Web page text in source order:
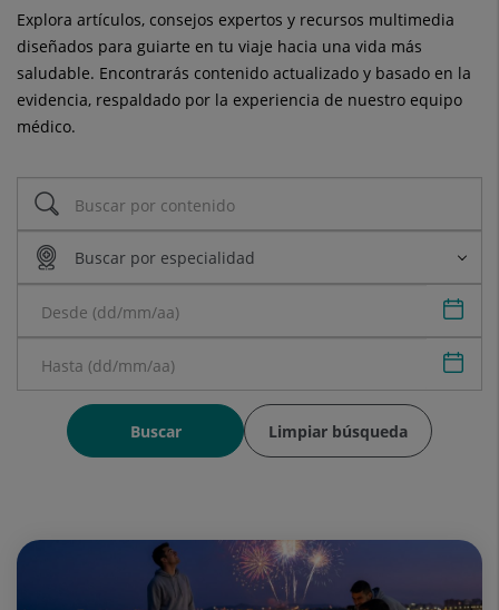
Explora artículos, consejos expertos y recursos multimedia
diseñados para guiarte en tu viaje hacia una vida más
saludable. Encontrarás contenido actualizado y basado en la
evidencia, respaldado por la experiencia de nuestro equipo
médico.
Limpiar búsqueda
Buscar